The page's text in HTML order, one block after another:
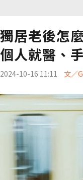
獨居老後怎
個人就醫、
2024-10-16 11:11 文／